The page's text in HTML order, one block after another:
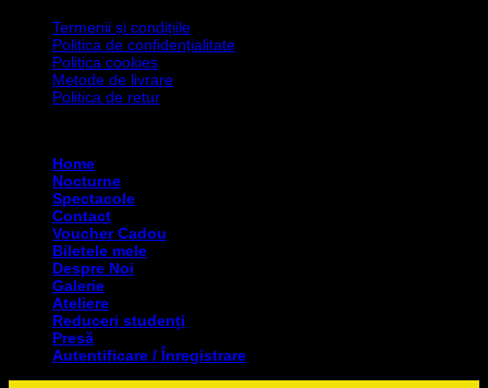
Termenii și condițiile
Politica de confidențialitate
Politica cookies
Metode de livrare
Politica de retur
Home
Nocturne
Spectacole
Contact
Voucher Cadou
Biletele mele
Despre Noi
Galerie
Ateliere
Reduceri studenți
Presă
Autentificare / Înregistrare